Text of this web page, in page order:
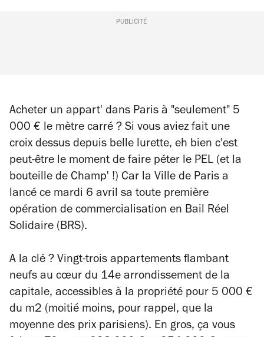
PUBLICITÉ
Acheter un appart' dans Paris à "seulement" 5
000 € le mètre carré ? Si vous aviez fait une
croix dessus depuis belle lurette, eh bien c'est
peut-être le moment de faire péter le PEL (et la
bouteille de Champ' !) Car la Ville de Paris a
lancé ce mardi 6 avril sa toute première
opération de commercialisation en Bail Réel
Solidaire (BRS).
A la clé ? Vingt-trois appartements flambant
neufs au cœur du 14e arrondissement de la
capitale, accessibles à la propriété pour 5 000 €
du m2 (moitié moins, pour rappel, que la
moyenne des prix parisiens). En gros, ça vous